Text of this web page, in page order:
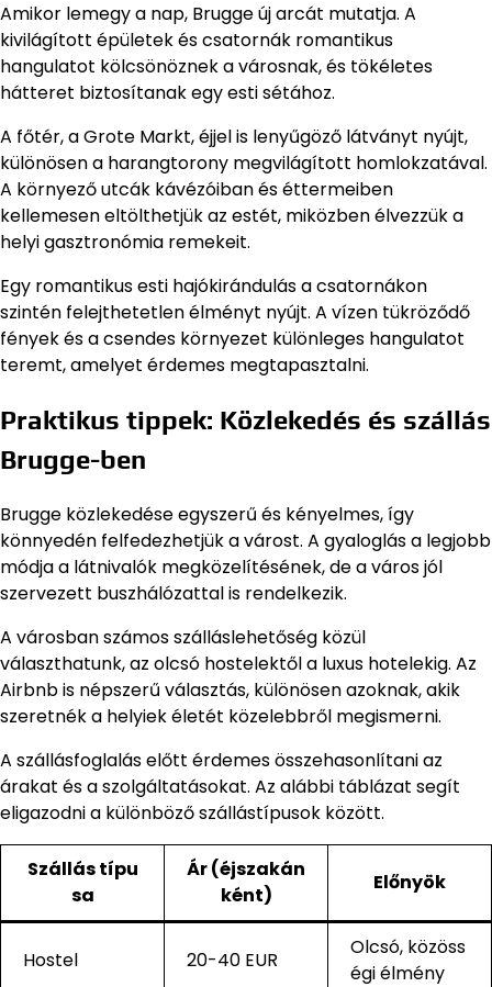
Amikor lemegy a nap, Brugge új arcát mutatja. A
kivilágított épületek és csatornák romantikus
hangulatot kölcsönöznek a városnak, és tökéletes
hátteret biztosítanak egy esti sétához.
A főtér, a Grote Markt, éjjel is lenyűgöző látványt nyújt,
különösen a harangtorony megvilágított homlokzatával.
A környező utcák kávézóiban és éttermeiben
kellemesen eltölthetjük az estét, miközben élvezzük a
helyi gasztronómia remekeit.
Egy romantikus esti hajókirándulás a csatornákon
szintén felejthetetlen élményt nyújt. A vízen tükröződő
fények és a csendes környezet különleges hangulatot
teremt, amelyet érdemes megtapasztalni.
Praktikus tippek: Közlekedés és szállás
Brugge-ben
Brugge közlekedése egyszerű és kényelmes, így
könnyedén felfedezhetjük a várost. A gyaloglás a legjobb
módja a látnivalók megközelítésének, de a város jól
szervezett buszhálózattal is rendelkezik.
A városban számos szálláslehetőség közül
választhatunk, az olcsó hostelektől a luxus hotelekig. Az
Airbnb is népszerű választás, különösen azoknak, akik
szeretnék a helyiek életét közelebbről megismerni.
A szállásfoglalás előtt érdemes összehasonlítani az
árakat és a szolgáltatásokat. Az alábbi táblázat segít
eligazodni a különböző szállástípusok között.
Szállás típu
sa
Ár (éjszakán
ként)
Előnyök
Hostel 20-40 EUR
Olcsó, közöss
égi élmény